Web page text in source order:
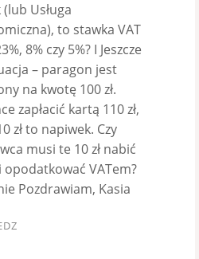
Usługa
to stawka VAT
8% czy 5%? I Jeszcze
– paragon jest
na kwotę 100 zł.
zapłacić kartą 110 zł,
zł to napiwek. Czy
musi te 10 zł nabić
opodatkować VATem?
Pozdrawiam, Kasia